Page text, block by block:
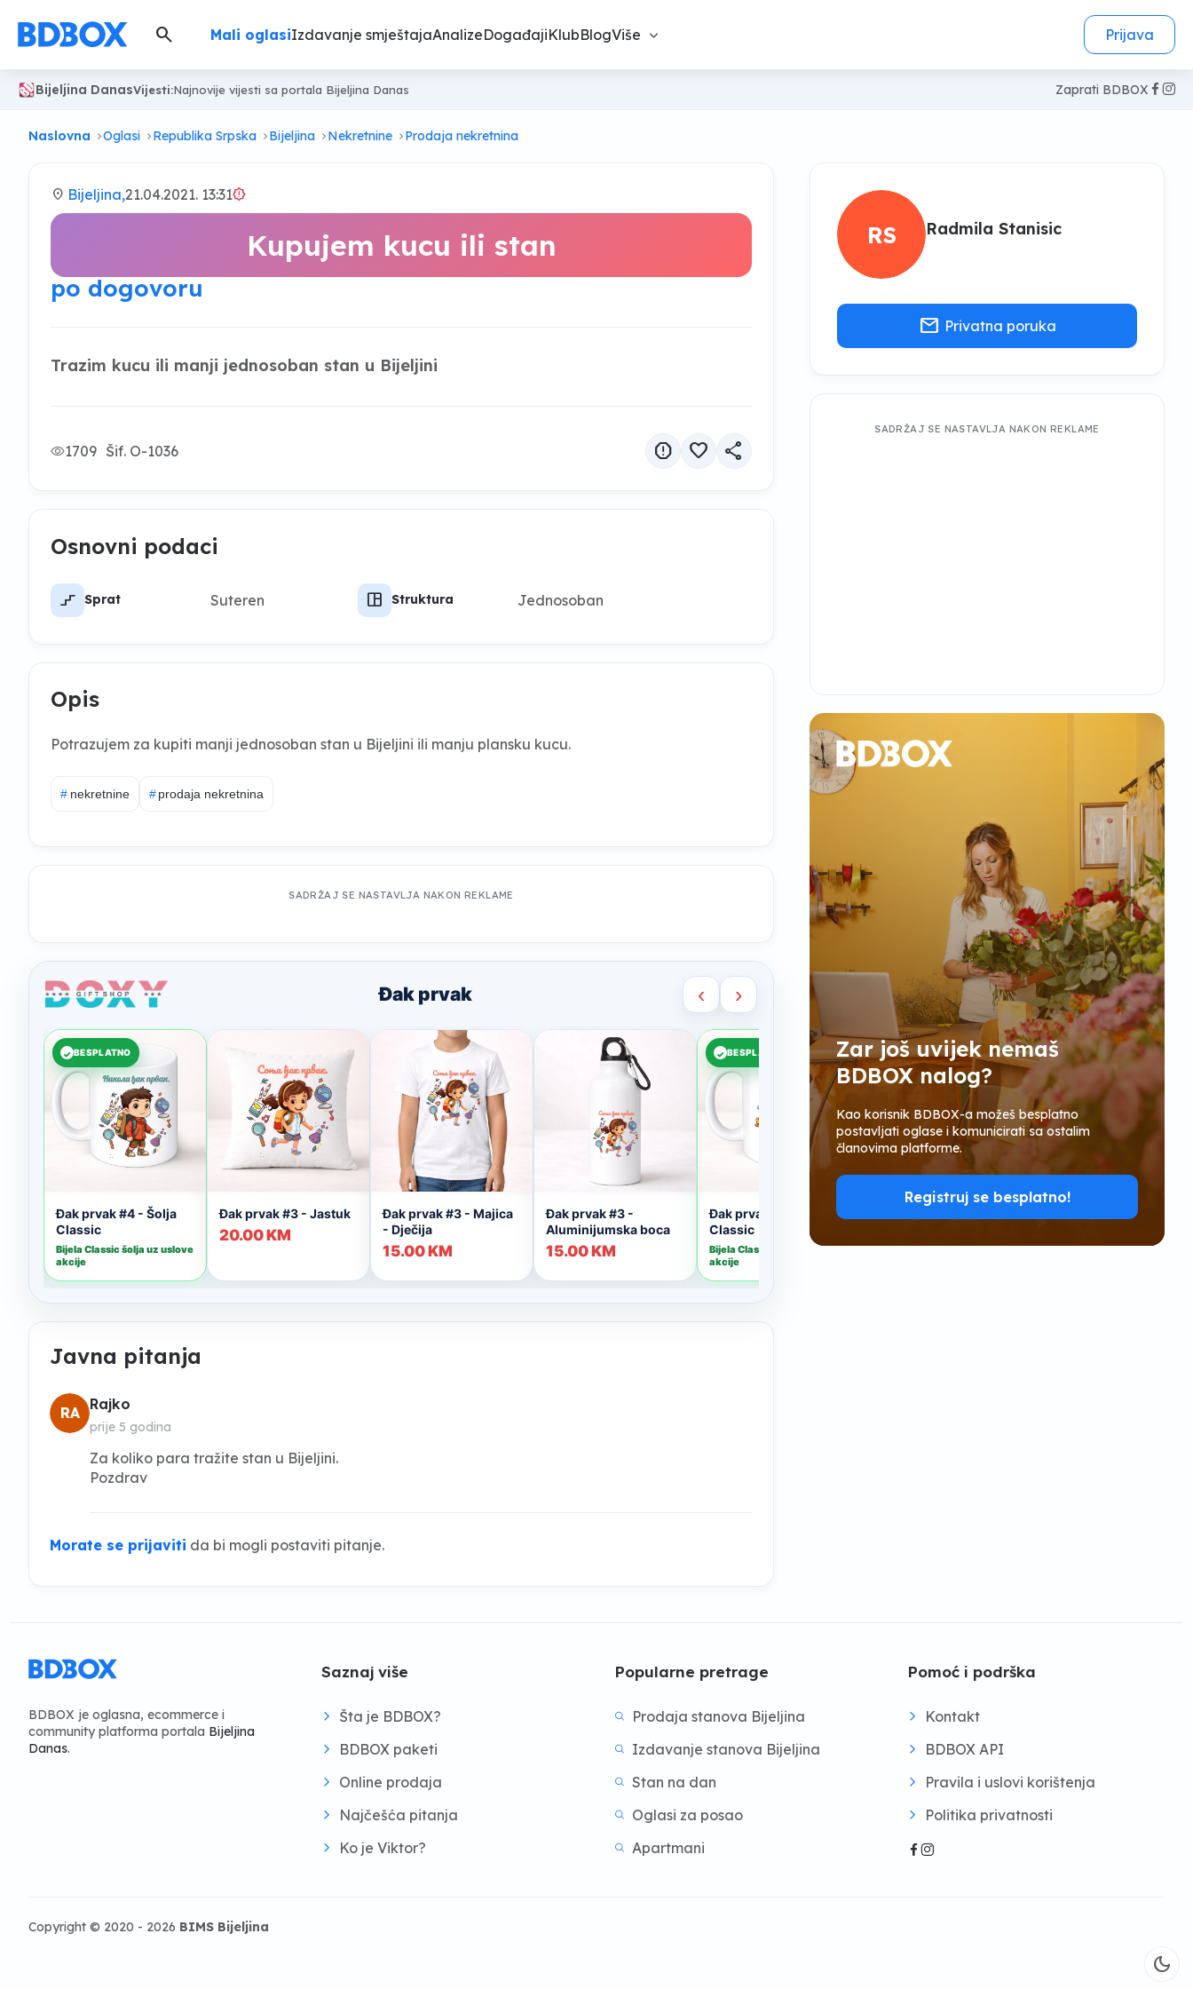
search Mali oglasiIzdavanje smještajaAnalizeDogađajiKlubBlogViše Prijava
Bijeljina DanasVijesti:Najnovije vijesti sa portala Bijeljina Danas Zaprati BDBOX
Naslovna Oglasi Republika Srpska Bijeljina Nekretnine Prodaja nekretnina
location_on Bijeljina,21.04.2021. 13:31brightness_alert
Kupujem kucu ili stan
po dogovoru
Trazim kucu ili manji jednosoban stan u Bijeljini
1709 Šif. O-1036 report favorite share
Osnovni podaci
stairs_2 Sprat Suteren space_dashboard Struktura Jednosoban
Opis
Potrazujem za kupiti manji jednosoban stan u Bijeljini ili manju plansku kucu.
# nekretnine # prodaja nekretnina
SADRŽAJ SE NASTAVLJA NAKON REKLAME
Javna pitanja
RA Rajko
prije 5 godina
Za koliko para tražite stan u Bijeljini.
Pozdrav
Morate se prijaviti da bi mogli postaviti pitanje.
RS Radmila Stanisic
mail Privatna poruka
SADRŽAJ SE NASTAVLJA NAKON REKLAME
Zar još uvijek nemaš
BDBOX nalog?
Kao korisnik BDBOX-a možeš besplatno
postavljati oglase i komunicirati sa ostalim
članovima platforme.
Registruj se besplatno!
BDBOX je oglasna, ecommerce i
community platforma portala Bijeljina
Danas.
Saznaj više
Šta je BDBOX?
BDBOX paketi
Online prodaja
Najčešća pitanja
Ko je Viktor?
Popularne pretrage
Prodaja stanova Bijeljina
Izdavanje stanova Bijeljina
Stan na dan
Oglasi za posao
Apartmani
Pomoć i podrška
Kontakt
BDBOX API
Pravila i uslovi korištenja
Politika privatnosti
Copyright © 2020 - 2026 BIMS Bijeljina
dark_mode